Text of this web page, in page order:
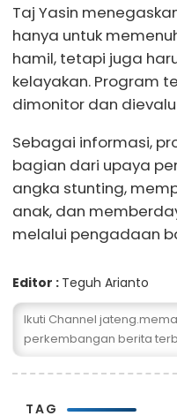
Taj Yasin
hanya untuk
hamil, tetapi juga
kelayakan. Program
dimonitor dan
Sebagai informasi,
bagian dari upaya
angka stunting,
anak, dan
melalui pengadaan
Editor : Teguh Arianto
Ikuti Channel
perkembangan berita
TAG